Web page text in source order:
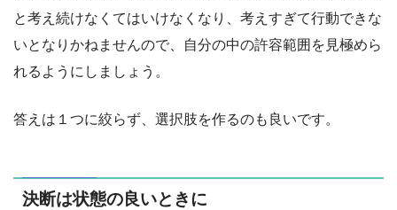
と考え続けなくてはいけなくなり、考えすぎて行動できな
いとなりかねませんので、自分の中の許容範囲を見極めら
れるようにしましょう。
答えは１つに絞らず、選択肢を作るのも良いです。
決断は状態の良いときに